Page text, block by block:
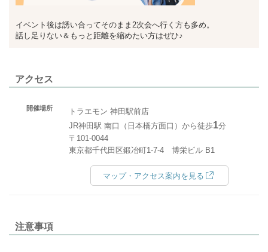
イベント後は誘い合ってそのまま2次会へ行く方も多め。
話し足りない＆もっと距離を縮めたい方はぜひ♪
アクセス
開催場所
トラエモン 神田駅前店
JR神田駅 南口（日本橋方面口）から徒歩1分
〒101-0044
東京都千代田区鍛冶町1-7-4 博栄ビル B1
マップ・アクセス案内を見る
注意事項